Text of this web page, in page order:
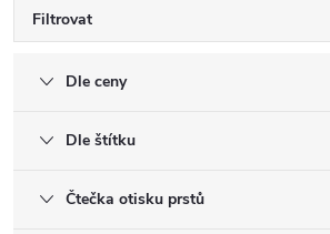
Filtrovat
Dle ceny
Dle štítku
Čtečka otisku prstů